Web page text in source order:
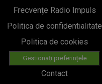
Frecvențe Radio Impuls
Politica de confidentialitate
Politica de cookies
Gestionați preferințele
Contact